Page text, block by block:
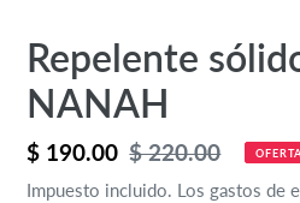
Repelente
NANAH
Precio
de
$ 190.00 Precio
habitual
$ 220.00 OFERTA
Impuesto incluido. Los gastos de